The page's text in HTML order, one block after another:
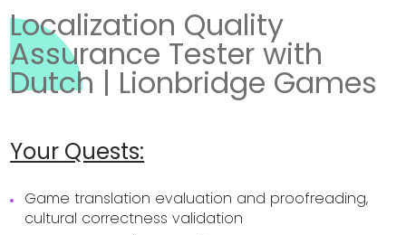
Localization Quality
Assurance Tester with
Dutch | Lionbridge Games
Your Quests:
Game translation evaluation and proofreading,
cultural correctness validation